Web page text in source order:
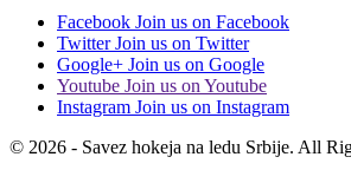
Facebook Join us on Facebook
Twitter Join us on Twitter
Google+ Join us on Google
Youtube Join us on Youtube
Instagram Join us on Instagram
© 2026 - Savez hokeja na ledu Srbije. All